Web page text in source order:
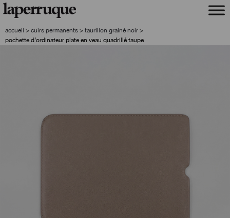
aller
navigation
aller
au
accueil > cuirs permanents > taurillon grainé noir >
pochette d’ordinateur plate en veau quadrillé taupe